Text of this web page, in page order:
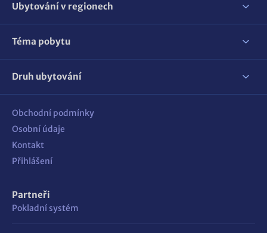
Ubytování v regionech
Téma pobytu
Druh ubytování
Obchodní podmínky
Osobní údaje
Kontakt
Přihlášení
Partneři
Pokladní systém